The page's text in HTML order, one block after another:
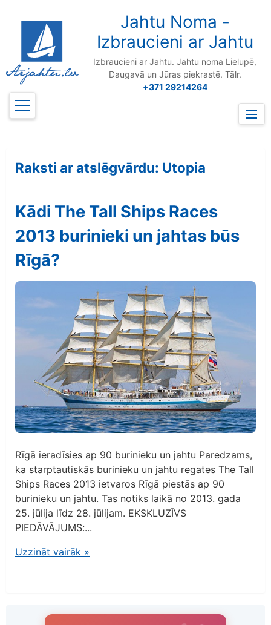
Jahtu Noma -
Izbraucieni ar Jahtu
Izbraucieni ar Jahtu. Jahtu noma Lielupē,
Daugavā un Jūras piekrastē. Tālr.
+371 29214264
Menu
Raksti ar atslēgvārdu: Utopia
Kādi The Tall Ships Races
2013 burinieki un jahtas būs
Rīgā?
Rīgā ieradīsies ap 90 burinieku un jahtu Paredzams,
ka starptautiskās burinieku un jahtu regates The Tall
Ships Races 2013 ietvaros Rīgā piestās ap 90
burinieku un jahtu. Tas notiks laikā no 2013. gada
25. jūlija līdz 28. jūlijam. EKSKLUZĪVS
PIEDĀVĀJUMS:...
Uzzināt vairāk »